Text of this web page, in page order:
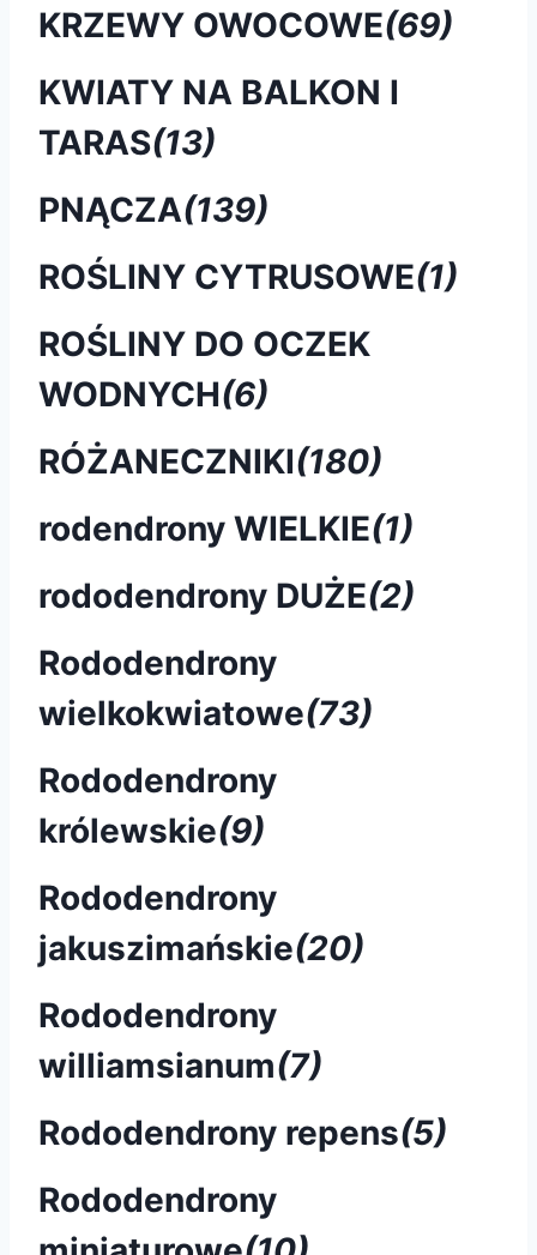
KRZEWY OWOCOWE(69)
KWIATY NA BALKON I
TARAS(13)
PNĄCZA(139)
ROŚLINY CYTRUSOWE(1)
ROŚLINY DO OCZEK
WODNYCH(6)
RÓŻANECZNIKI(180)
rodendrony WIELKIE(1)
rododendrony DUŻE(2)
Rododendrony
wielkokwiatowe(73)
Rododendrony
królewskie(9)
Rododendrony
jakuszimańskie(20)
Rododendrony
williamsianum(7)
Rododendrony repens(5)
Rododendrony